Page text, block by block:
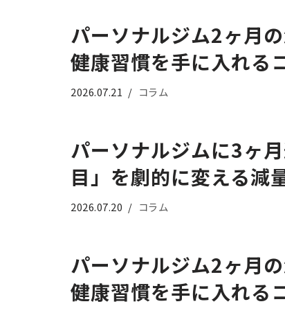
パーソナルジム2ヶ月
健康習慣を手に入れる
2026.07.21 コラム
パーソナルジムに3ヶ
目」を劇的に変える減
2026.07.20 コラム
パーソナルジム2ヶ月
健康習慣を手に入れる